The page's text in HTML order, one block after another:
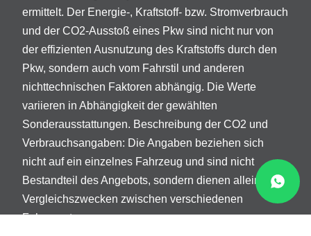
ermittelt. Der Energie-, Kraftstoff- bzw. Stromverbrauch
und der CO2-Ausstoß eines Pkw sind nicht nur von
der effizienten Ausnutzung des Kraftstoffs durch den
Pkw, sondern auch vom Fahrstil und anderen
nichttechnischen Faktoren abhängig. Die Werte
variieren in Abhängigkeit der gewählten
Sonderausstattungen. Beschreibung der CO2 und
Verbrauchsangaben: Die Angaben beziehen sich
nicht auf ein einzelnes Fahrzeug und sind nicht
Bestandteil des Angebots, sondern dienen allein
Vergleichszwecken zwischen verschiedenen
Fahrzeugtypen.